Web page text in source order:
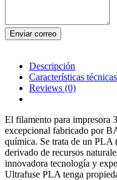
Enviar correo
Descripción
Características técnicas
Reviews (0)
El filamento para impresora
excepcional fabricado por
química. Se trata de un
derivado de recursos
innovadora tecnología y
Ultrafuse PLA tenga